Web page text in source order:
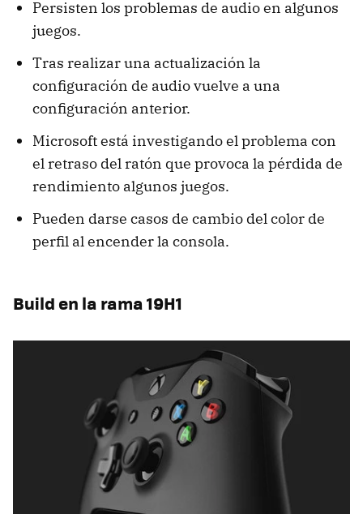
Persisten los problemas de audio en algunos
juegos.
Tras realizar una actualización la
configuración de audio vuelve a una
configuración anterior.
Microsoft está investigando el problema con
el retraso del ratón que provoca la pérdida de
rendimiento algunos juegos.
Pueden darse casos de cambio del color de
perfil al encender la consola.
Build en la rama 19H1